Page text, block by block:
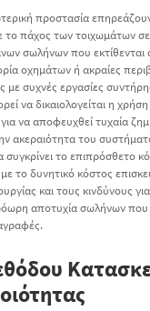
προστασία
το πάχος των τοιχωμάτων
σωλήνων που εκτίθενται
οχημάτων ή ακραίες
με συχνές εργασίες
να δικαιολογείται η
να αποφευχθεί τυχαία
ακεραιότητα του
το επιπρόσθετο
το δυνητικό κόστος
και τους κινδύνους
αποτυχία σωλήνων που